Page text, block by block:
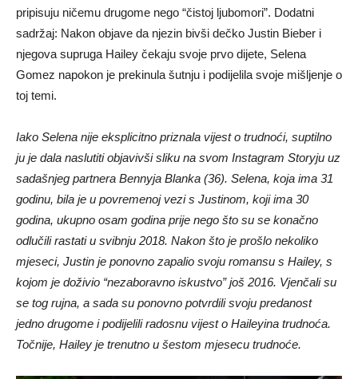
pripisuju ničemu drugome nego “čistoj ljubomori”. Dodatni
sadržaj: Nakon objave da njezin bivši dečko Justin Bieber i
njegova supruga Hailey čekaju svoje prvo dijete, Selena
Gomez napokon je prekinula šutnju i podijelila svoje mišljenje o
toj temi.
Iako Selena nije eksplicitno priznala vijest o trudnoći, suptilno
ju je dala naslutiti objavivši sliku na svom Instagram Storyju uz
sadašnjeg partnera Bennyja Blanka (36). Selena, koja ima 31
godinu, bila je u povremenoj vezi s Justinom, koji ima 30
godina, ukupno osam godina prije nego što su se konačno
odlučili rastati u svibnju 2018. Nakon što je prošlo nekoliko
mjeseci, Justin je ponovno zapalio svoju romansu s Hailey, s
kojom je doživio “nezaboravno iskustvo” još 2016. Vjenčali su
se tog rujna, a sada su ponovno potvrdili svoju predanost
jedno drugome i podijelili radosnu vijest o Haileyina trudnoća.
Točnije, Hailey je trenutno u šestom mjesecu trudnoće.